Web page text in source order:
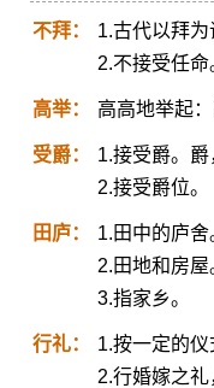
不拜：
1.古代以拜
2.不接受任命
高举： 高高地举起
受爵：
1.接受爵。爵
2.接受爵位。
田庐：
1.田中的庐舍
2.田地和房屋
3.指家乡。
行礼：
1.按一定的仪
2.行婚嫁之礼